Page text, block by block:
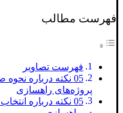
فهرست مطالب
فهرست تصاویر
05 نکته درباره
پروژه‌های راهسازی
05 نکته درباره